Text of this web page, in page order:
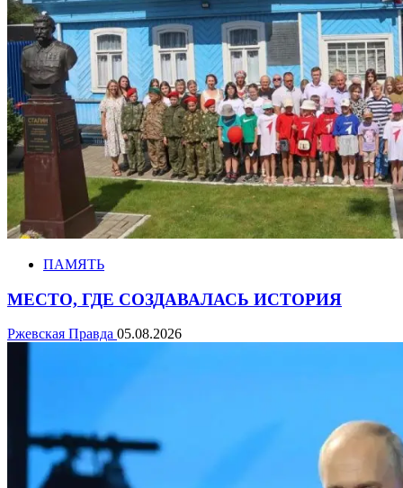
ПАМЯТЬ
МЕСТО, ГДЕ СОЗДАВАЛАСЬ ИСТОРИЯ
Ржевская Правда 05.08.2026